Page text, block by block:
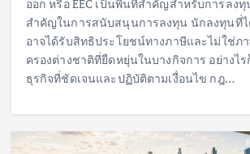
ออก หรือ EEC เป็นพื้นที่สำคัญสำหรับการลง
สำคัญในการสนับสนุนการลงทุน นักลงทุนที่
อาจได้รับสิทธิประโยชน์ทางภาษีและไม่ใช่ภ
ครองต่างชาติที่ยืดหยุ่นในบางกิจการ อย่างไ
ธุรกิจที่ชัดเจนและปฏิบัติตามเงื่อนไข กฎ…